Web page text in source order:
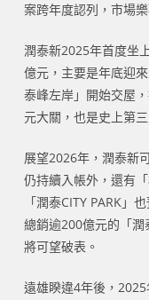
案跨年度認列，市場
潤泰新2025年首度坐
億元，主要是年底迎
泰峰左岸」開始交屋
元大關，也是史上第
展望2026年，潤泰新
仍持續入帳外，還有
「潤泰CITY PARK」
總銷逾200億元的「
將可望破表。
遠雄睽違4年後，